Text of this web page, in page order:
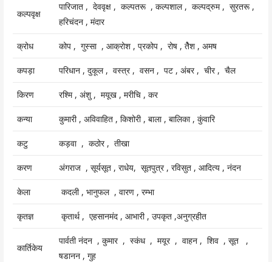
कल्पवृक्ष
पारिजात , देववृक्ष , कल्पतरू , कल्पशाल , कल्पद्रुम , सुरतरू ,
हरिचंदन , मंदार
क्रोध कोप , गुस्सा , आक्रोश , प्रकोप , रोष , तेैश , अमष
कपड़ा परिधान , दुकूल , वस्त्र , वसन , पट , अंबर , चीर , चैल
किरण रश्मि , अंशु , मयूख , मरीचि , कर
कन्या कुमारी , अविवाहित , किशोरी , बाला , बालिका , कुंवारि
कटु कड़वा , कठोर , तीखा
करण अंगराज , सूर्यसूत , राधेय, सूतपुत्र , रविसुत , आदित्य , नंदन
केला कदली , भानुफल , वारण , रम्भा
कृतज्ञ कृतार्थ , एहसानमंद , आभारी , उपकृत ,अनुग्रहीत
कार्तिकेय
पार्वती नंदन , कुमार , स्कंध , मयूर , वाहन , शिव , सूत ,
षडानन , गुह